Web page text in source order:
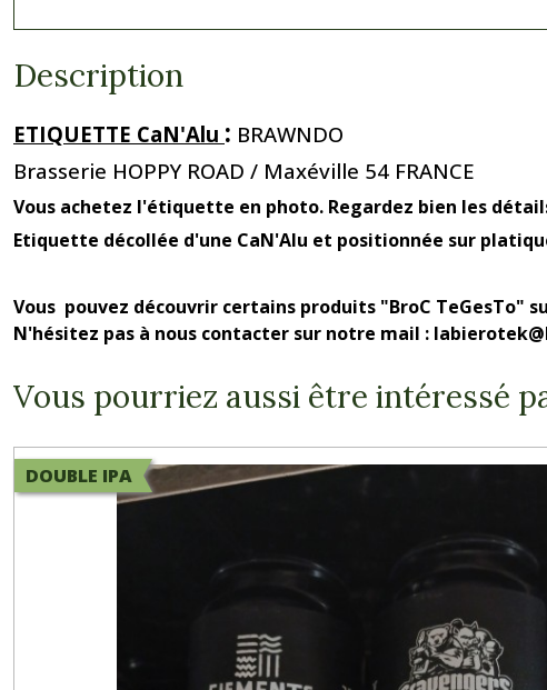
Description
ETIQUETTE CaN'Alu : BRAWNDO
Brasserie HOPPY ROAD / Maxéville 54 FRANCE
Vous achetez l'étiquette en photo. Regardez bien les
Etiquette décollée d'une CaN'Alu et positionnée sur
Vous pouvez découvrir certains produits "BroC TeGesTo"
N'hésitez pas à nous contacter sur notre mail :
Vous pourriez aussi être intéressé
DOUBLE IPA